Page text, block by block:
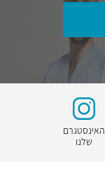
האינסטגרם
שלנו